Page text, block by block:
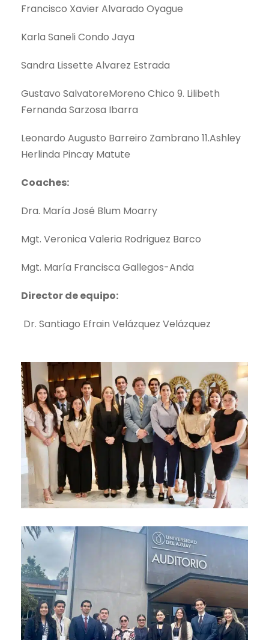
Francisco Xavier Alvarado Oyague
Karla Saneli Condo Jaya
Sandra Lissette Alvarez Estrada
Gustavo SalvatoreMoreno Chico 9. Lilibeth
Fernanda Sarzosa Ibarra
Leonardo Augusto Barreiro Zambrano 11.Ashley
Herlinda Pincay Matute
Coaches:
Dra. María José Blum Moarry
Mgt. Veronica Valeria Rodriguez Barco
Mgt. María Francisca Gallegos-Anda
Director de equipo:
Dr. Santiago Efrain Velázquez Velázquez